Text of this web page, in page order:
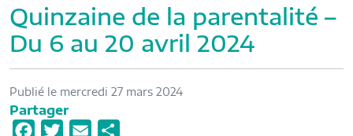
Quinzaine de la parentalité –
Du 6 au 20 avril 2024
Publié le mercredi 27 mars 2024
Partager